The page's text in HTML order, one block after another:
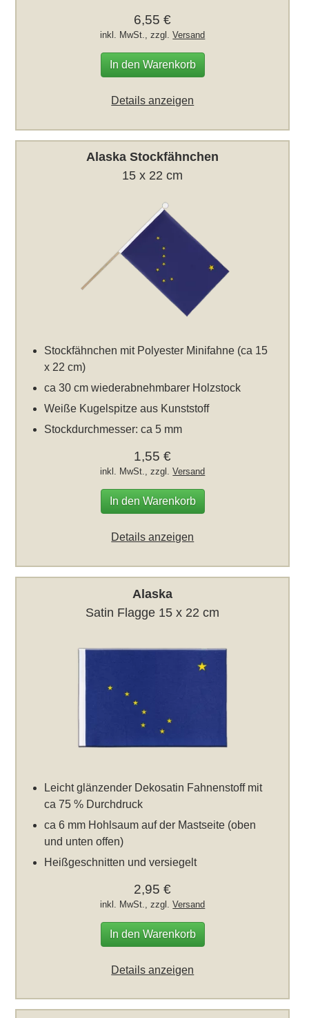
6,55 €
inkl. MwSt., zzgl.Versand
In den Warenkorb
Details anzeigen
Alaska Stockfähnchen
15 x 22 cm
Stockfähnchen mit Polyester Minifahne (ca 15
x 22 cm)
ca 30 cm wiederabnehmbarer Holzstock
Weiße Kugelspitze aus Kunststoff
Stockdurchmesser: ca 5 mm
1,55 €
inkl. MwSt., zzgl.Versand
In den Warenkorb
Details anzeigen
Alaska
Satin Flagge 15 x 22 cm
Leicht glänzender Dekosatin Fahnenstoff mit
ca 75 % Durchdruck
ca 6 mm Hohlsaum auf der Mastseite (oben
und unten offen)
Heißgeschnitten und versiegelt
2,95 €
inkl. MwSt., zzgl.Versand
In den Warenkorb
Details anzeigen